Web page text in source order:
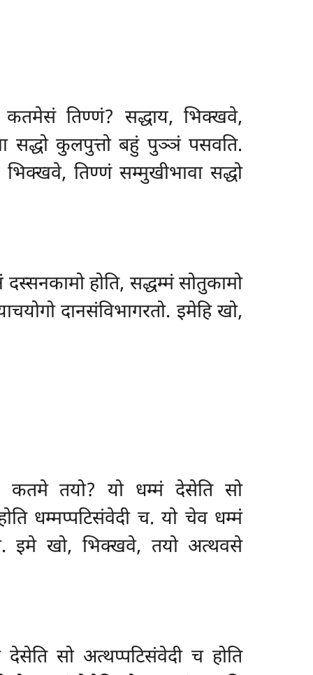
तिण्णं? सद्धाय, भिक्खवे,
सद्धो कुलपुत्तो बहुं पुञ्ञं पसवति.
तिण्णं सम्मुखीभावा सद्धो
होति, सद्धम्मं सोतुकामो
दानसंविभागरतो. इमेहि खो,
तयो? यो धम्मं देसेति सो
धम्मप्पटिसंवेदी च. यो चेव धम्मं
च. इमे खो, भिक्खवे, तयो अत्थवसे
देसेति सो अत्थप्पटिसंवेदी च होति